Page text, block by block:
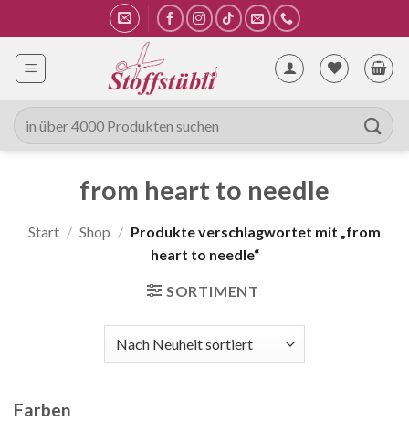
Inhalt
springen
Suche
nach:
from heart to needle
Start / Shop / Produkte verschlagwortet mit „from
heart to needle“
SORTIMENT
Farben